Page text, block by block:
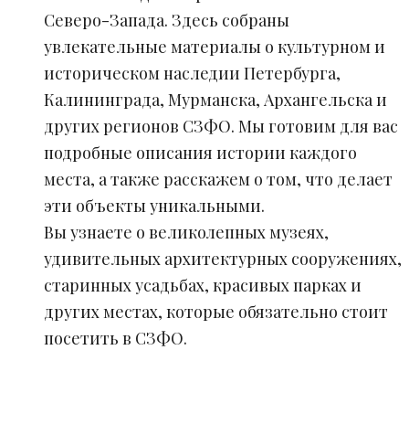
Северо-Запада. Здесь собраны
увлекательные материалы о культурном и
историческом наследии Петербурга,
Калининграда, Мурманска, Архангельска и
других регионов СЗФО. Мы готовим для вас
подробные описания истории каждого
места, а также расскажем о том, что делает
эти объекты уникальными.
Вы узнаете о великолепных музеях,
удивительных архитектурных сооружениях,
старинных усадьбах, красивых парках и
других местах, которые обязательно стоит
посетить в СЗФО.